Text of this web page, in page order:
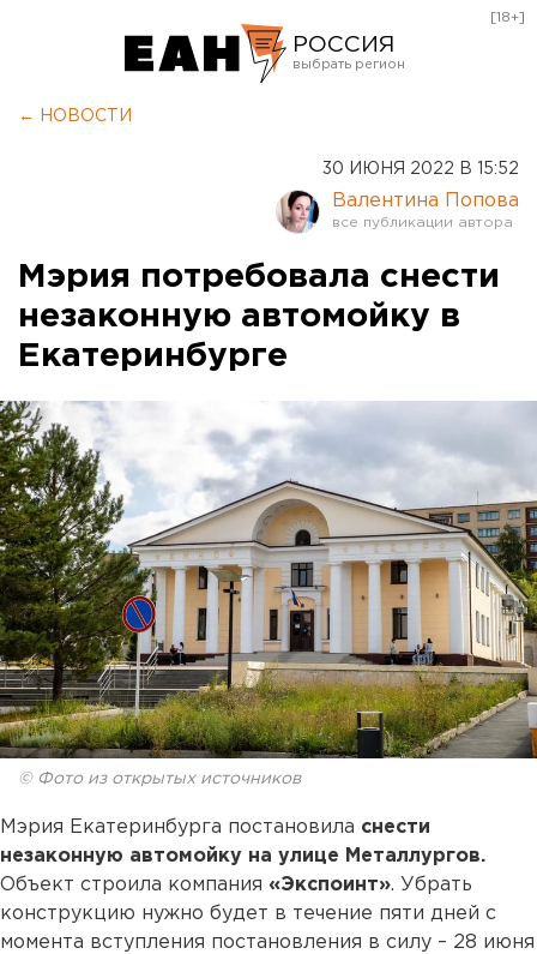
РОССИЯ
Курган
Оренбург
[18+]
← НОВОСТИ
30 ИЮНЯ 2022 В 15:52
Валентина Попова
Мэрия потребовала снести
незаконную автомойку в
Екатеринбурге
© Фото из открытых источников
Мэрия Екатеринбурга постановила снести
незаконную автомойку на улице Металлургов.
Объект строила компания «Экспоинт». Убрать
конструкцию нужно будет в течение пяти дней с
момента вступления постановления в силу – 28 июня